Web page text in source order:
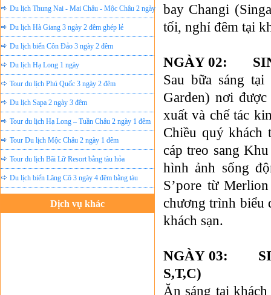
Du lịch Thung Nai - Mai Châu - Mộc Châu 2 ngày
ghép lẻ
Du lịch Hà Giang 3 ngày 2 đêm ghép lẻ
Du lịch biển Côn Đảo 3 ngày 2 đêm
Du lịch Hạ Long 1 ngày
Tour du lịch Phú Quốc 3 ngày 2 đêm
Du lịch Sapa 2 ngày 3 đêm
Tour du lịch Hạ Long – Tuần Châu 2 ngày 1 đêm
Tour Du lịch Mộc Châu 2 ngày 1 đêm
Tour du lịch Bãi Lữ Resort bằng tàu hỏa
Du lịch biển Lăng Cô 3 ngày 4 đêm bằng tàu
Dịch vụ khác
bay Changi
tối, nghỉ đêm tại
NGÀY 02:
Sau bữa sáng
Garden) nơi
xuất và chế tác
Chiều quý khách
cáp treo sang
hình ảnh sống
S’pore từ
chương trình biểu
khách sạn.
NGÀY 03:
S,T,C)
Ăn sáng tại